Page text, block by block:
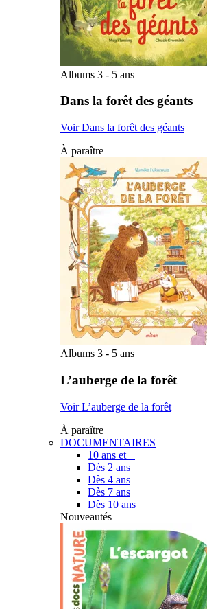
Albums 3 - 5 ans
Dans la forêt des géants
Voir Dans la forêt des géants
À paraître
Albums 3 - 5 ans
L’auberge de la forêt
Voir L’auberge de la forêt
À paraître
DOCUMENTAIRES
10 ans et +
Dès 2 ans
Dès 4 ans
Dès 7 ans
Dès 10 ans
Nouveautés